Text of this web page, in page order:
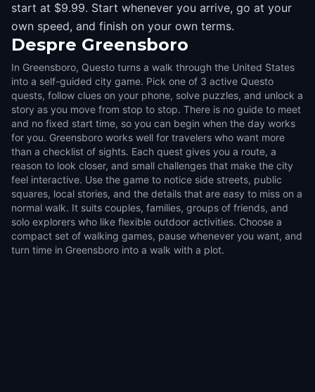
start at $9.99. Start whenever you arrive, go at your
own speed, and finish on your own terms.
Despre Greensboro
In Greensboro, Questo turns a walk through the United States
into a self-guided city game. Pick one of 3 active Questo
quests, follow clues on your phone, solve puzzles, and unlock a
story as you move from stop to stop. There is no guide to meet
and no fixed start time, so you can begin when the day works
for you. Greensboro works well for travelers who want more
than a checklist of sights. Each quest gives you a route, a
reason to look closer, and small challenges that make the city
feel interactive. Use the game to notice side streets, public
squares, local stories, and the details that are easy to miss on a
normal walk. It suits couples, families, groups of friends, and
solo explorers who like flexible outdoor activities. Choose a
compact set of walking games, pause whenever you want, and
turn time in Greensboro into a walk with a plot.